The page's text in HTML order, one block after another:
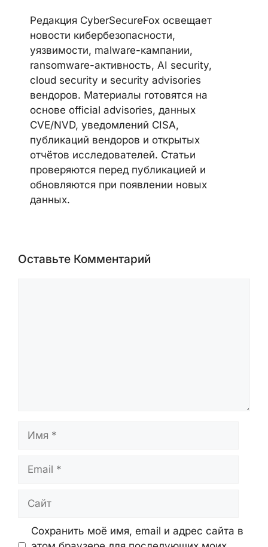
Telegram
LinkedIn
Discord
CYBERSECUREFOX EDITORIAL
TEAM
Редакция CyberSecureFox освещает
новости кибербезопасности,
уязвимости, malware-кампании,
ransomware-активность, AI security,
cloud security и security advisories
вендоров. Материалы готовятся на
отчётов исследователей. Статьи
Имя